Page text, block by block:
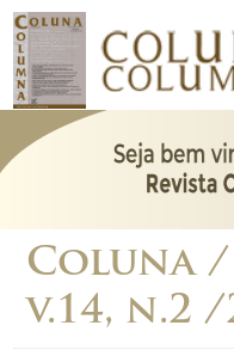
Coluna
v.14, n.2 /